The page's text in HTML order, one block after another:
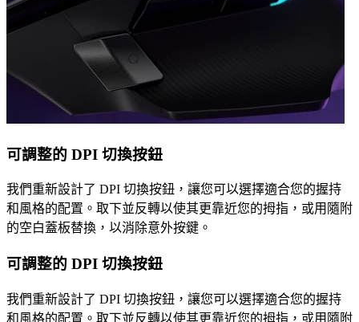
可調整的 DPI 切換按鈕
我們重新設計了 DPI 切換按鈕，讓您可以選擇適合您的握持
和風格的配置。取下並反轉以使其更靠近您的拇指，或用隨附
的空白蓋板替換，以消除意外按鍵。
可調整的 DPI 切換按鈕
我們重新設計了 DPI 切換按鈕，讓您可以選擇適合您的握持
和風格的配置。取下並反轉以使其更靠近您的拇指，或用隨附